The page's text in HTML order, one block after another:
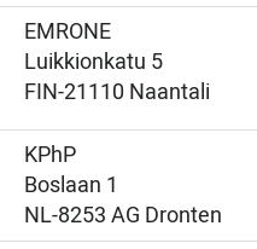
EMRONE
Luikkionkatu 5
FIN-21110 Naantali
KPhP
Boslaan 1
NL-8253 AG Dronten